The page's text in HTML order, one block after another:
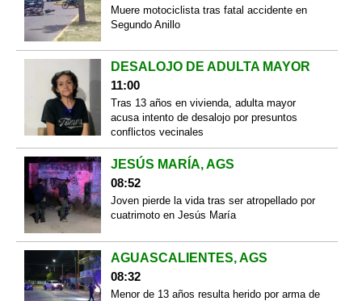
Muere motociclista tras fatal accidente en
Segundo Anillo
DESALOJO DE ADULTA MAYOR
11:00
Tras 13 años en vivienda, adulta mayor
acusa intento de desalojo por presuntos
conflictos vecinales
JESÚS MARÍA, AGS
08:52
Joven pierde la vida tras ser atropellado por
cuatrimoto en Jesús María
AGUASCALIENTES, AGS
08:32
Menor de 13 años resulta herido por arma de